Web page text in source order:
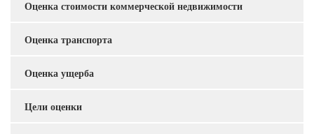
Оценка стоимости коммерческой недвижимости
Оценка транспорта
Оценка ущерба
Цели оценки